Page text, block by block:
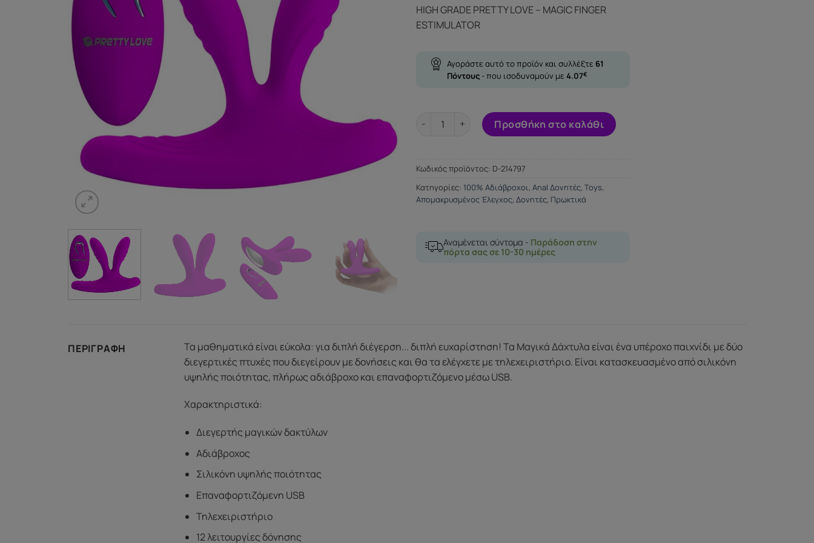
HIGH GRADE PRETTY LOVE – MAGIC FINGER
ESTIMULATOR
Αγοράστε αυτό το προϊόν και συλλέξτε 61
Πόντους - που ισοδυναμούν με 4.07€
HIGH GRADE PRETTY LOVE - MAGIC FINGER ESTIMULATOR ποσότητα
Προσθήκη στο καλάθι
Κωδικός προϊόντος: D-214797
Κατηγορίες: 100% Αδιάβροχοι, Anal Δονητές, Toys,
Απομακρυσμένος Έλεγχος, Δονητές, Πρωκτικά
Αναμένεται σύντομα - Παράδοση στην
πόρτα σας σε 10-30 ημέρες
ΠΕΡΙΓΡΑΦΉ
Τα μαθηματικά είναι εύκολα: για διπλή διέγερση... διπλή ευχαρίστηση! Τα Μαγικά Δάχτυλα είναι ένα υπέροχο παιχνίδι με δύο
διεγερτικές πτυχές που διεγείρουν με δονήσεις και θα τα ελέγχετε με τηλεχειριστήριο. Είναι κατασκευασμένο από σιλικόνη
υψηλής ποιότητας, πλήρως αδιάβροχο και επαναφορτιζόμενο μέσω USB.
Χαρακτηριστικά:
Διεγερτής μαγικών δακτύλων
Αδιάβροχος
Σιλικόνη υψηλής ποιότητας
Επαναφορτιζόμενη USB
Τηλεχειριστήριο
12 λειτουργίες δόνησης